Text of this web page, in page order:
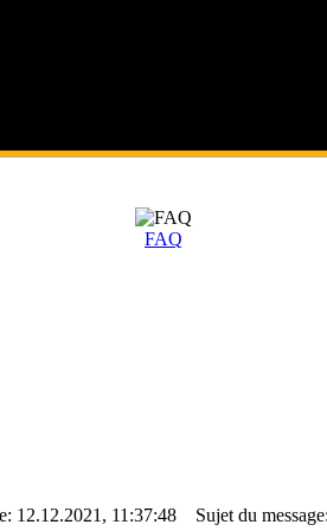
FAQ
12.12.2021, 11:37:48 Sujet du